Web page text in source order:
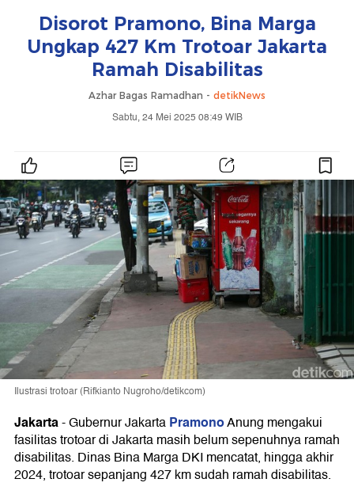
Disorot Pramono, Bina Marga
Ungkap 427 Km Trotoar Jakarta
Ramah Disabilitas
Azhar Bagas Ramadhan - detikNews
Sabtu, 24 Mei 2025 08:49 WIB
Ilustrasi trotoar (Rifkianto Nugroho/detikcom)
Jakarta-Gubernur JakartaPramonoAnung mengakui
fasilitas trotoar di Jakarta masih belum sepenuhnya ramah
disabilitas. Dinas Bina Marga DKI mencatat, hingga akhir
2024, trotoar sepanjang 427 km sudah ramah disabilitas.